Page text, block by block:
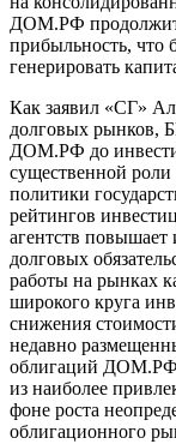
ДОМ.РФ продолжит
прибыльность, что
генерировать
Как заявил «СГ»
долговых рынков,
ДОМ.РФ до
существенной
политики
рейтингов
агентств повышает
долговых
работы на рынках
широкого круга
снижения
недавно
облигаций ДОМ.РФ
из наиболее
фоне роста
облигационного